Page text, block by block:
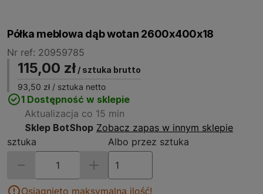
Półka meblowa dąb wotan 2600x400x18
Nr ref: 20959785
115,00 zł / sztuka brutto
93,50 zł / sztuka netto
1 Dostępność w sklepie
Aktualizacja co 15 min
Sklep BotShop Zobacz zapas w innym sklepie
sztuka
Albo przez sztuka
Osiągnięto maksymalną ilość!